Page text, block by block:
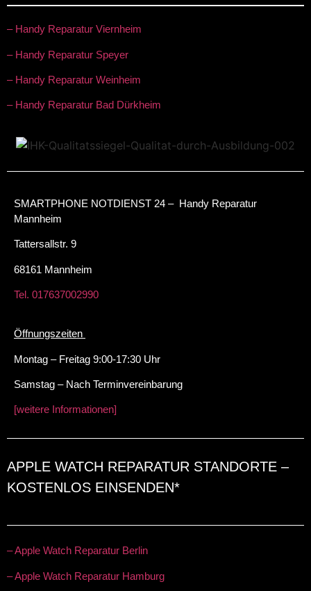
– Handy Reparatur Viernheim
– Handy Reparatur Speyer
– Handy Reparatur Weinheim
– Handy Reparatur Bad Dürkheim
SMARTPHONE NOTDIENST 24 – Handy Reparatur
Mannheim
Tattersallstr. 9
68161 Mannheim
Tel. 017637002990
Öffnungszeiten
Montag – Freitag 9:00-17:30 Uhr
Samstag – Nach Terminvereinbarung
[weitere Informationen]
APPLE WATCH REPARATUR STANDORTE –
KOSTENLOS EINSENDEN*
– Apple Watch Reparatur Berlin
– Apple Watch Reparatur Hamburg